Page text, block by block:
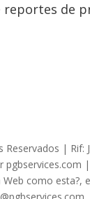
reportes de
| Rif:
pgbservices.com
como esta?,